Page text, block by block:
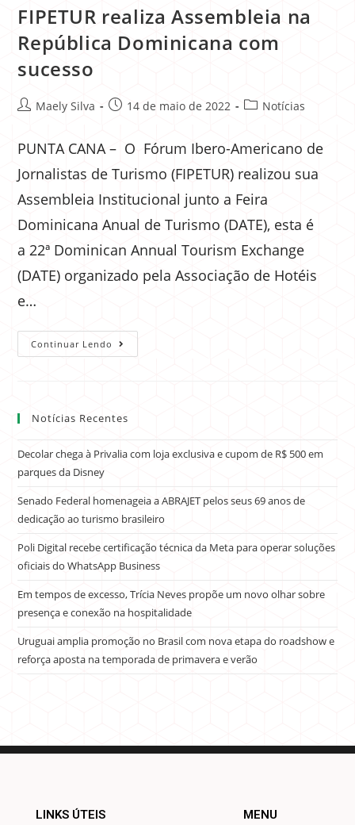
FIPETUR realiza Assembleia na
República Dominicana com
sucesso
Maely Silva 14 de maio de 2022 Notícias
PUNTA CANA – O Fórum Ibero-Americano de
Jornalistas de Turismo (FIPETUR) realizou sua
Assembleia Institucional junto a Feira
Dominicana Anual de Turismo (DATE), esta é
a 22ª Dominican Annual Tourism Exchange
(DATE) organizado pela Associação de Hotéis
e…
Continuar Lendo
Notícias Recentes
Decolar chega à Privalia com loja exclusiva e cupom de R$ 500 em
parques da Disney
Senado Federal homenageia a ABRAJET pelos seus 69 anos de
dedicação ao turismo brasileiro
Poli Digital recebe certificação técnica da Meta para operar soluções
oficiais do WhatsApp Business
Em tempos de excesso, Trícia Neves propõe um novo olhar sobre
presença e conexão na hospitalidade
Uruguai amplia promoção no Brasil com nova etapa do roadshow e
reforça aposta na temporada de primavera e verão
LINKS ÚTEIS MENU